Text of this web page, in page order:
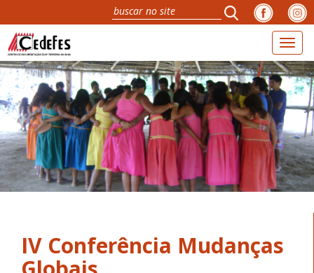
IV Conferência Mudanças